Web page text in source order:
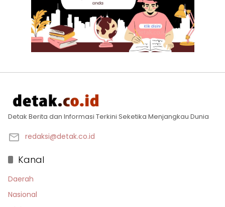
Detak Berita dan Informasi Terkini Seketika Menjangkau Dunia
redaksi@detak.co.id
Kanal
Daerah
Nasional